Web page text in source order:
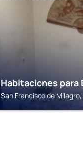
Habitaciones para
San Francisco de